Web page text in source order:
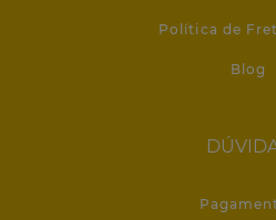
Política de
Blog